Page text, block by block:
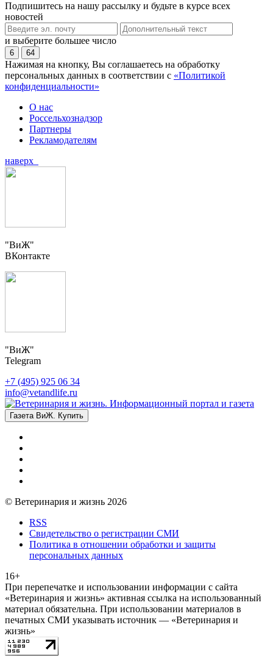
Подпишитесь на нашу рассылку и будьте в курсе всех
новостей
и выберите большее число
6 64
Нажимая на кнопку, Вы соглашаетесь на обработку
персональных данных в соответствии с «Политикой
конфиденциальности»
О нас
Россельхознадзор
Партнеры
Рекламодателям
наверх
"ВиЖ"
ВКонтакте
"ВиЖ"
Telegram
+7 (495) 925 06 34
info@vetandlife.ru
Газета ВиЖ. Купить
© Ветеринария и жизнь 2026
RSS
Свидетельство о регистрации СМИ
Политика в отношении обработки и защиты
персональных данных
16+
При перепечатке и использовании информации с сайта
«Ветеринария и жизнь» активная ссылка на использованный
материал обязательна. При использовании материалов в
печатных СМИ указывать источник — «Ветеринария и
жизнь»